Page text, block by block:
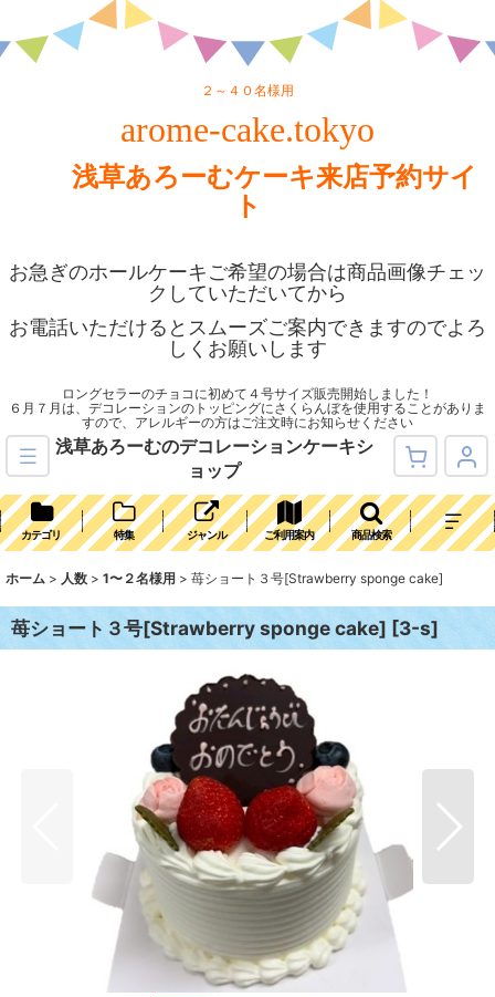
２～４０名様用
arome-cake.tokyo
浅草あろーむケーキ来店予約サイ
ト
お急ぎのホールケーキご希望の場合は商品画像チェッ
クしていただいてから
お電話いただけるとスムーズご案内できますのでよろ
しくお願いします
ロングセラーのチョコに初めて４号サイズ販売開始しました！
６月７月は、デコレーションのトッピングにさくらんぼを使用することがありま
すので、アレルギーの方はご注文時にお知らせください
浅草あろーむのデコレーションケーキシ
ョップ
カテゴリ 特集 ジャンル ご利用案内 商品検索
ホーム > 人数 > 1〜２名様用 > 苺ショート３号[Strawberry sponge cake]
苺ショート３号[Strawberry sponge cake] [3-s]